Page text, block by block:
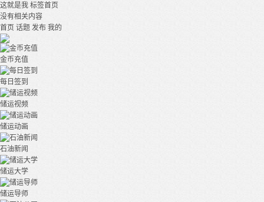
这就是我 标签首页
没有相关内容
首页 话题 发布 我的
金币充值
每日签到
储运视频
储运动画
石油新闻
储运大学
储运导师